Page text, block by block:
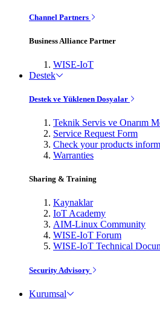
Channel Partners
Business Alliance Partner
WISE-IoT
Destek
Destek ve Yüklenen Dosyalar
Teknik Servis ve Onarım
Service Request Form
Check your products
Warranties
Sharing & Training
Kaynaklar
IoT Academy
AIM-Linux Community
WISE-IoT Forum
WISE-IoT Technical
Security Advisory
Kurumsal